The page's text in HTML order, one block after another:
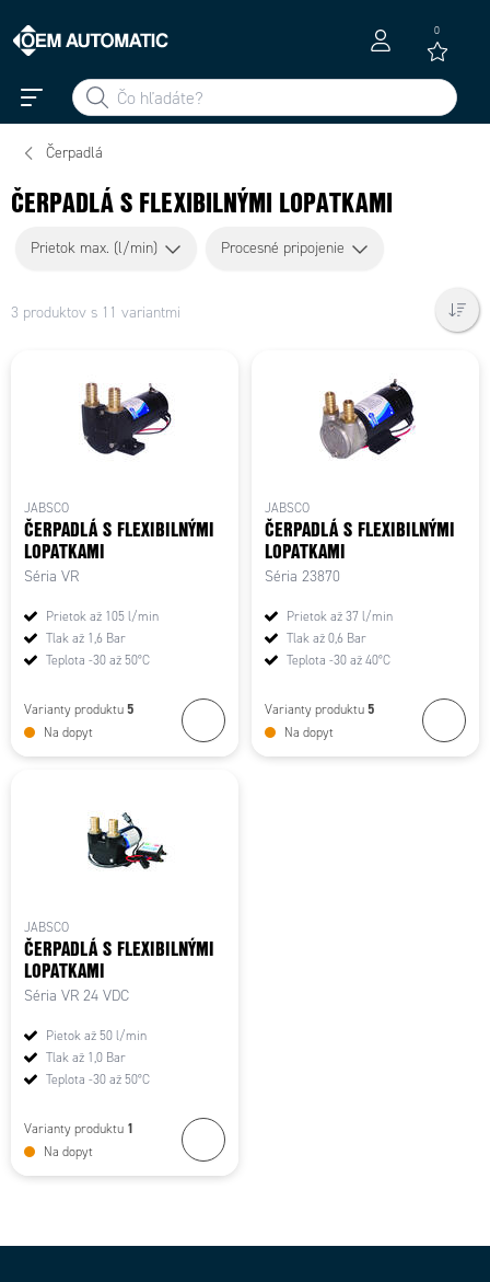
0
Čerpadlá
ČERPADLÁ S FLEXIBILNÝMI LOPATKAMI
Prietok max. (l/min) Procesné pripojenie
3 produktov s 11 variantmi
JABSCO
ČERPADLÁ S FLEXIBILNÝMI
LOPATKAMI
Séria VR
Prietok až 105 l/min
Tlak až 1,6 Bar
Teplota -30 až 50°C
Varianty produktu 5
Na dopyt
JABSCO
ČERPADLÁ S FLEXIBILNÝMI
LOPATKAMI
Séria 23870
Prietok až 37 l/min
Tlak až 0,6 Bar
Teplota -30 až 40°C
Varianty produktu 5
Na dopyt
JABSCO
ČERPADLÁ S FLEXIBILNÝMI
LOPATKAMI
Séria VR 24 VDC
Pietok až 50 l/min
Tlak až 1,0 Bar
Teplota -30 až 50°C
Varianty produktu 1
Na dopyt